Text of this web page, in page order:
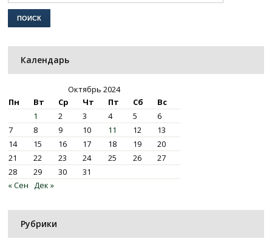
Календарь
Октябрь 2024
Пн
Вт Ср Чт Пт Сб
Вс
1
2 3 4 5
6
7
8 9 10 11 12
13
14
15 16 17 18 19
20
21
22 23 24 25 26
27
28
29 30
31
« Сен Дек »
Рубрики